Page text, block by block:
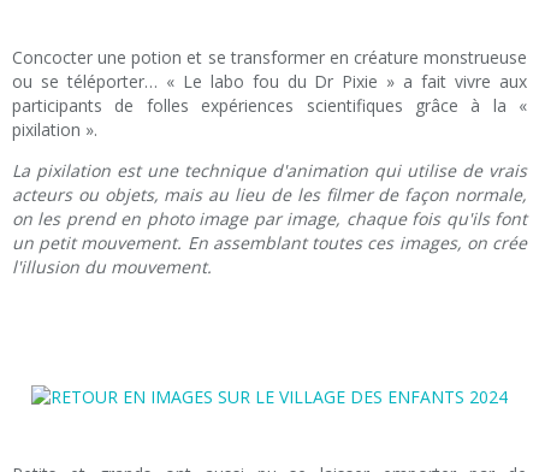
Concocter une potion et se transformer en créature monstrueuse
ou se téléporter… « Le labo fou du Dr Pixie » a fait vivre aux
participants de folles expériences scientifiques grâce à la «
pixilation ».
La pixilation est une technique d'animation qui utilise de vrais
acteurs ou objets, mais au lieu de les filmer de façon normale,
on les prend en photo image par image, chaque fois qu'ils font
un petit mouvement. En assemblant toutes ces images, on crée
l'illusion du mouvement.